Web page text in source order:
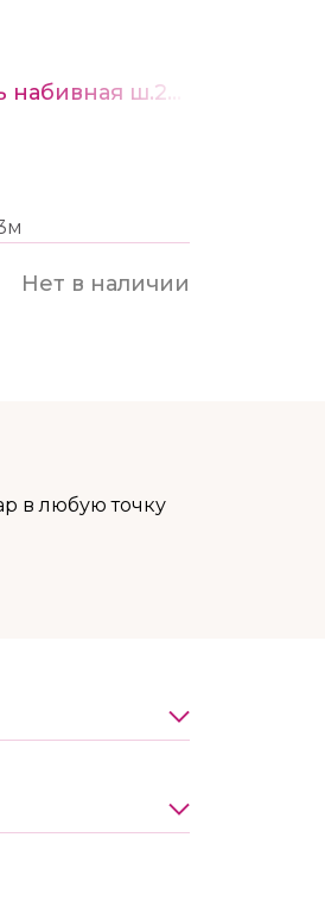
Ткань Бязь набивная ш.220см рис. 21413-1
Нет в наличии
в любую точку